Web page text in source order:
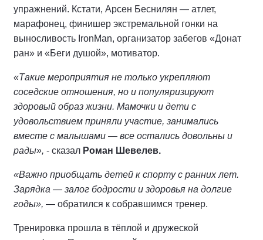
упражнений. Кстати, Арсен Беснилян — атлет,
марафонец, финишер экстремальной гонки на
выносливость IronMan, организатор забегов «Донат
ран» и «Беги душой», мотиватор.
«Такие мероприятия не только укрепляют
соседские отношения, но и популяризируют
здоровый образ жизни. Мамочки и дети с
удовольствием приняли участие, занимались
вместе с малышами — все остались довольны и
рады», - сказал Роман Шевелев.
«Важно приобщать детей к спорту с ранних лет.
Зарядка — залог бодрости и здоровья на долгие
годы», — обратился к собравшимся тренер.
Тренировка прошла в тёплой и дружеской